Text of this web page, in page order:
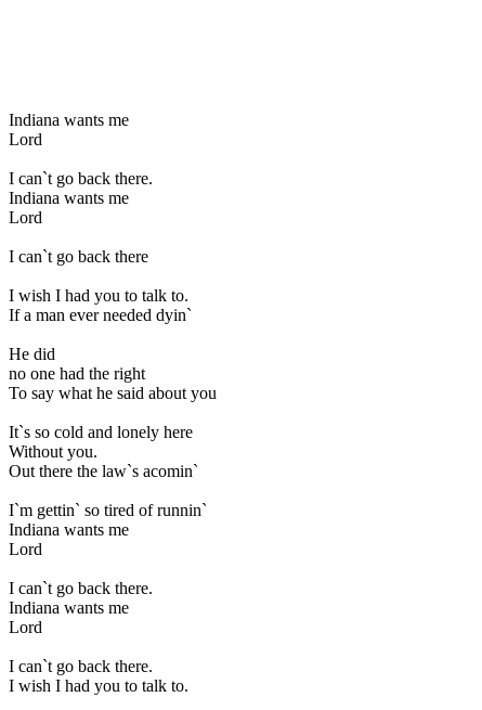
Indiana wants me
Lord
I can`t go back there.
Indiana wants me
Lord
I can`t go back there
I wish I had you to talk to.
If a man ever needed dyin`
He did
no one had the right
To say what he said about you
It`s so cold and lonely here
Without you.
Out there the law`s acomin`
I`m gettin` so tired of runnin`
Indiana wants me
Lord
I can`t go back there.
Indiana wants me
Lord
I can`t go back there.
I wish I had you to talk to.